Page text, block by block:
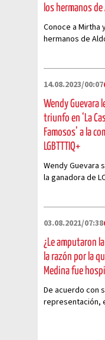
los hermanos
Conoce a Mirtha
hermanos de
14.08.2023/00:07
Wendy Guevara
triunfo en ‘La
Famosos’ a la
LGBTTTIQ+
Wendy Guevara
la ganadora de
03.08.2021/07:38
¿Le amputaron
la razón por la
Medina fue
De acuerdo con
representación,